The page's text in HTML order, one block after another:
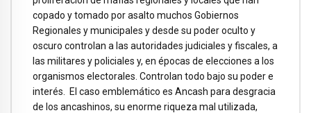
copado y tomado por asalto muchos Gobiernos
Regionales y municipales y desde su poder oculto y
oscuro controlan a las autoridades judiciales y fiscales, a
las militares y policiales y, en épocas de elecciones a los
organismos electorales. Controlan todo bajo su poder e
interés. El caso emblemático es Ancash para desgracia
de los ancashinos, su enorme riqueza mal utilizada,